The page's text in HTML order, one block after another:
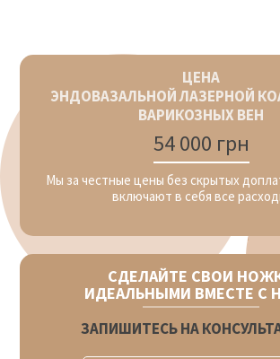
ЦЕНА
ЭНДОВАЗАЛЬНОЙ ЛАЗЕРНОЙ
ВАРИКОЗНЫХ ВЕН
54 000 грн
Мы за честные цены без скрытых
включают в себя все
СДЕЛАЙТЕ СВОИ
ИДЕАЛЬНЫМИ ВМЕСТЕ С
ЗАПИШИТЕСЬ НА